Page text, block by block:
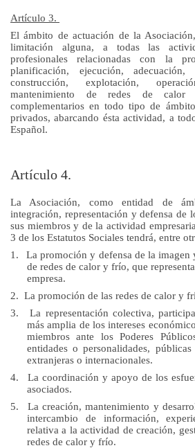
Artículo 3.
El ámbito de actuación de la
limitación alguna, a todas las
profesionales relacionadas con la
planificación, ejecución, adecuación,
construcción, explotación,
mantenimiento de redes de
complementarios en todo tipo de
privados, abarcando ésta actividad, a
Español.
Artículo 4.
La Asociación, como entidad de
integración, representación y defensa de
sus miembros y de la actividad
3 de los Estatutos Sociales tendrá, entre
1.
La promoción y defensa de la imagen
de redes de calor y frío, que
empresa.
2. La promoción de las redes de calor y
3.
La representación colectiva,
más amplia de los intereses
miembros ante los Poderes
entidades o personalidades,
extranjeras o internacionales.
4.
La coordinación y apoyo de los
asociados.
5.
La creación, mantenimiento y
intercambio de información,
relativa a la actividad de creación,
redes de calor y frío.